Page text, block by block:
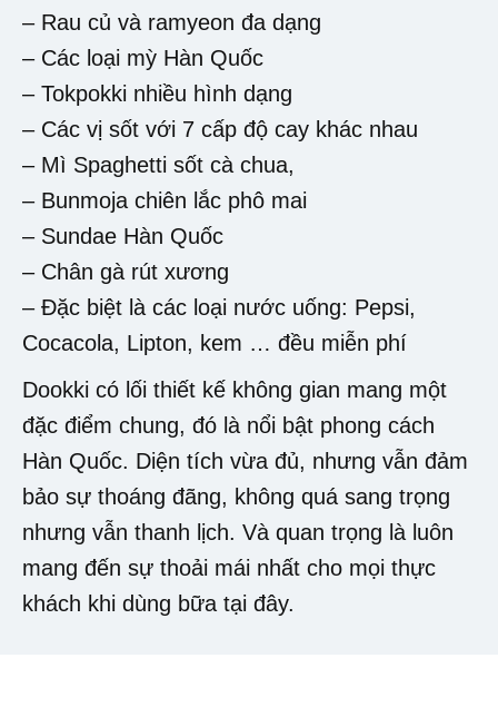
– Rau củ và ramyeon đa dạng
– Các loại mỳ Hàn Quốc
– Tokpokki nhiều hình dạng
– Các vị sốt với 7 cấp độ cay khác nhau
– Mì Spaghetti sốt cà chua,
– Bunmoja chiên lắc phô mai
– Sundae Hàn Quốc
– Chân gà rút xương
– Đặc biệt là các loại nước uống: Pepsi,
Cocacola, Lipton, kem … đều miễn phí
Dookki có lối thiết kế không gian mang một
đặc điểm chung, đó là nổi bật phong cách
Hàn Quốc. Diện tích vừa đủ, nhưng vẫn đảm
bảo sự thoáng đãng, không quá sang trọng
nhưng vẫn thanh lịch. Và quan trọng là luôn
mang đến sự thoải mái nhất cho mọi thực
khách khi dùng bữa tại đây.